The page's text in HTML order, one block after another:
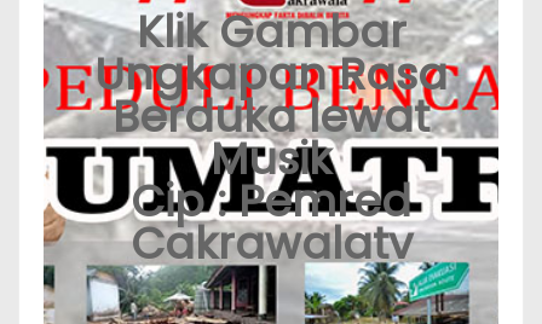
Klik Gambar
Ungkapan Rasa
Berduka lewat
Musik
Cip : Pemred
Cakrawalatv